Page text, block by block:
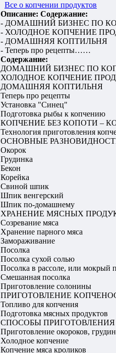
Все о копчении продуктов
Описание: Содержание:
- ДОМАШНИЙ БИЗНЕС ПО
- ХОЛОДНОЕ КОПЧЕНИЕ
- ДОМАШНЯЯ КОПТИЛЬНЯ
- Теперь про рецепты……
Содержание:
ДОМАШНИЙ БИЗНЕС ПО
ХОЛОДНОЕ КОПЧЕНИЕ
ДОМАШНЯЯ КОПТИЛЬНЯ
Теперь про рецепты
Установка "Синец"
Подготовка рыбы к копчению
КОПЧЕНИЕ БЕЗ КОПОТИ –
Технология приготовления
ОСНОВНЫЕ
Окорок
Грудинка
Бекон
Корейка
Свиной шпик
Шпик венгерский
Шпик по-домашнему
ХРАНЕНИЕ МЯСНЫХ
Созревание мяса
Хранение парного мяса
Замораживание
Посолка
Посолка сухой солью
Посолка в рассоле, или мокрый
Смешанная посолка
Приготовление солонины
ПРИГОТОВЛЕНИЕ
Топливо для копчения
Подготовка мясных продуктов
СПОСОБЫ
Приготовление окороков,
Холодное копчение
Копчение мяса кроликов